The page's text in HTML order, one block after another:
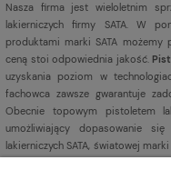
Nasza firma jest wieloletnim
lakierniczych firmy SATA. W
produktami marki SATA możemy
ceną stoi odpowiednia jakość.
uzyskania poziom w
fachowca zawsze gwarantuje
Obecnie topowym pistoletem
umożliwiający dopasowanie
lakierniczych SATA, światowej